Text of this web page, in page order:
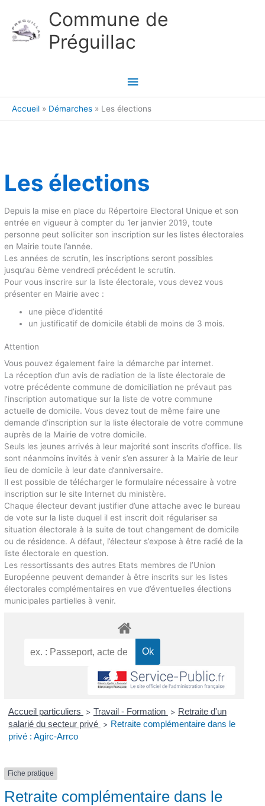
Commune de
Préguillac
Menu
principal
Accueil Démarches Les élections
Les élections
Depuis la mise en place du Répertoire Electoral Unique et son
entrée en vigueur à compter du 1er janvier 2019, toute
personne peut solliciter son inscription sur les listes électorales
en Mairie toute l’année.
Les années de scrutin, les inscriptions seront possibles
jusqu’au 6ème vendredi précédent le scrutin.
Pour vous inscrire sur la liste électorale, vous devez vous
présenter en Mairie avec :
une pièce d’identité
un justificatif de domicile établi de moins de 3 mois.
Attention
Vous pouvez également faire la démarche par internet.
La réception d’un avis de radiation de la liste électorale de
votre précédente commune de domiciliation ne prévaut pas
l’inscription automatique sur la liste de votre commune
actuelle de domicile. Vous devez tout de même faire une
demande d’inscription sur la liste électorale de votre commune
auprès de la Mairie de votre domicile.
Seuls les jeunes arrivés à leur majorité sont inscrits d’office. Ils
sont néanmoins invités à venir s’en assurer à la Mairie de leur
lieu de domicile à leur date d’anniversaire.
Il est possible de télécharger le formulaire nécessaire à votre
inscription sur le site Internet du ministère.
Chaque électeur devant justifier d’une attache avec le bureau
de vote sur la liste duquel il est inscrit doit régulariser sa
situation électorale à la suite de tout changement de domicile
ou de résidence. A défaut, l’électeur s’expose à être radié de la
liste électorale en question.
Les ressortissants des autres Etats membres de l’Union
Européenne peuvent demander à être inscrits sur les listes
électorales complémentaires en vue d’éventuelles élections
municipales partielles à venir.
Accueil particuliers > Travail - Formation > Retraite d'un
salarié du secteur privé > Retraite complémentaire dans le
privé : Agirc-Arrco
Fiche pratique
Retraite complémentaire dans le